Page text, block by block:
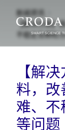
CONTENT
MENU
SMART SCIENCE
新闻资讯
【解决方案】
不稳定及颗粒
【解
料，改
难、不
等问题